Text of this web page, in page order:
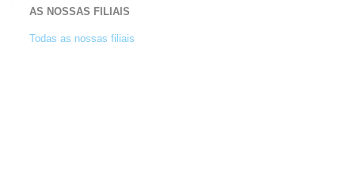
AS NOSSAS FILIAIS
Todas as nossas filiais